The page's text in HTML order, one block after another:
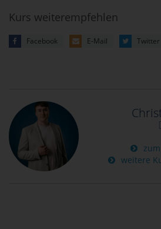
Kurs weiterempfehlen
Facebook E-Mail Twitter
weitere